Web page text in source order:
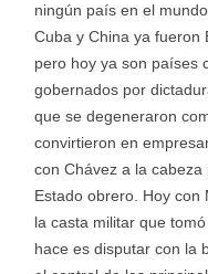
ningún país en el
Cuba y China ya fueron
pero hoy ya son países
gobernados por
que se degeneraron
convirtieron en
con Chávez a la
Estado obrero. Hoy con
la casta militar que
hace es disputar con la